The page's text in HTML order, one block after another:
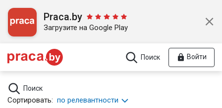
Praca.by
Загрузите на Google Play
Поиск Войти
Поиск
Сортировать: по релевантности